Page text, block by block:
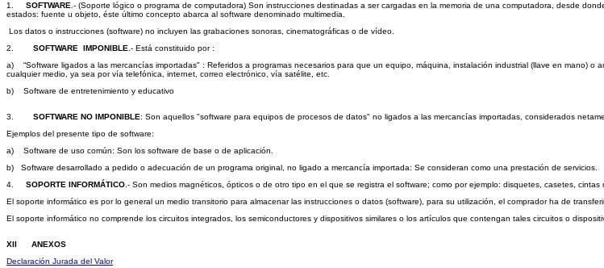
1. SOFTWARE .- (Soporte lógico o programa de computadora) Son instrucciones destinadas a ser cargadas en la memoria de una computadora, desde
estados: fuente u objeto, éste último concepto abarca al software denominado multimedia.
Los datos o instrucciones (software) no incluyen las grabaciones sonoras, cinematográficas o de vídeo.
2. SOFTWARE IMPONIBLE .- Está constituido por :
a) “Software ligados a las mercancías importadas" : Referidos a programas necesarios para que un equipo, máquina, instalación industrial (llave en mano)
cualquier medio, ya sea por vía telefónica, internet, correo electrónico, vía satélite, etc.
b) Software de entretenimiento y educativo
3. SOFTWARE NO IMPONIBLE: Son aquellos "software para equipos de procesos de datos" no ligados a las mercancías importadas, considerados
Ejemplos del presente tipo de software:
a) Software de uso común: Son los software de base o de aplicación.
b) Software desarrollado a pedido o adecuación de un programa original, no ligado a mercancía importada: Se consideran como una prestación de servicios.
4. SOPORTE INFORMÁTICO .- Son medios magnéticos, ópticos o de otro tipo en el que se registra el software; como por ejemplo: disquetes, casetes, cintas
El soporte informático es por lo general un medio transitorio para almacenar las instrucciones o datos (software), para su utilización, el comprador ha de
El soporte informático no comprende los circuitos integrados, los semiconductores y dispositivos similares o los artículos que contengan tales circuitos o
XII ANEXOS
Declaración Jurada del Valor